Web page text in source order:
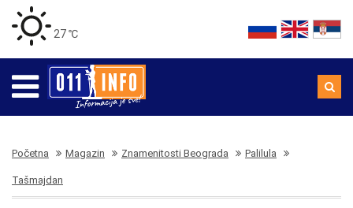
27 ℃
Početna Magazin Znamenitosti Beograda Palilula
Tašmajdan